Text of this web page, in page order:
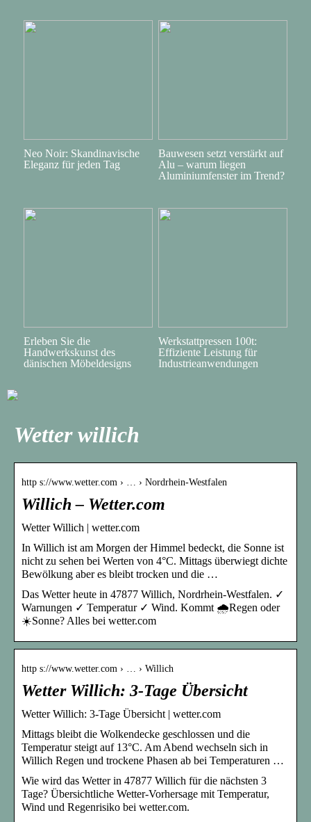
Neo Noir: Skandinavische
Eleganz für jeden Tag
Bauwesen setzt verstärkt auf
Alu – warum liegen
Aluminiumfenster im Trend?
Erleben Sie die
Handwerkskunst des
dänischen Möbeldesigns
Werkstattpressen 100t:
Effiziente Leistung für
Industrieanwendungen
Wetter willich
http s://www.wetter.com › … › Nordrhein-Westfalen
Willich – Wetter.com
Wetter Willich | wetter.com
In Willich ist am Morgen der Himmel bedeckt, die Sonne ist
nicht zu sehen bei Werten von 4°C. Mittags überwiegt dichte
Bewölkung aber es bleibt trocken und die …
Das Wetter heute in 47877 Willich, Nordrhein-Westfalen. ✓
Warnungen ✓ Temperatur ✓ Wind. Kommt 🌧️Regen oder
☀️Sonne? Alles bei wetter.com
http s://www.wetter.com › … › Willich
Wetter Willich: 3-Tage Übersicht
Wetter Willich: 3-Tage Übersicht | wetter.com
Mittags bleibt die Wolkendecke geschlossen und die
Temperatur steigt auf 13°C. Am Abend wechseln sich in
Willich Regen und trockene Phasen ab bei Temperaturen …
Wie wird das Wetter in 47877 Willich für die nächsten 3
Tage? Übersichtliche Wetter-Vorhersage mit Temperatur,
Wind und Regenrisiko bei wetter.com.